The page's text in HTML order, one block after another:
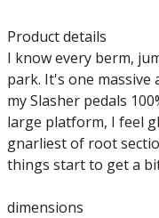
Product details
I know every berm,
park. It's one massive
my Slasher pedals
large platform, I feel
gnarliest of root
things start to get a
dimensions